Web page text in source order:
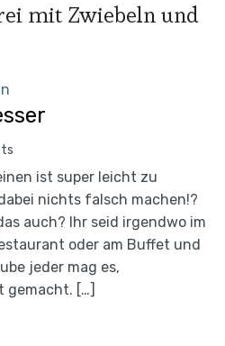
mit Zwiebeln und
ist super leicht zu
nichts falsch machen!?
auch? Ihr seid irgendwo im
oder am Buffet und
jeder mag es,
gemacht. […]